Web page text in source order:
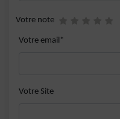
Votre note
Votre email*
Votre Site